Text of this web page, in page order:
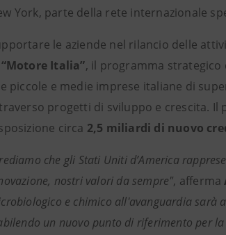
York, parte della rete internazionale
le aziende nel rilancio delle
“Motore Italia”, il programma strategico
piccole e medie imprese italiane di
progetti di sviluppo e crescita. Il
circa 2,5 miliardi di nuovo
che gli Stati Uniti d’America
nostri valori da sempre", afferma
e chimico all'avanguardia sarà
un nuovo punto di riferimento per